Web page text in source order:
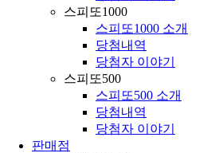
스피또1000
스피또1000 소개
당첨내역
당첨자 이야기
스피또500
스피또500 소개
당첨내역
당첨자 이야기
판매점